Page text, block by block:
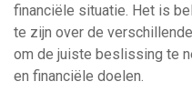
financiële situatie. Het is
te zijn over de
om de juiste beslissing te
en financiële doelen.